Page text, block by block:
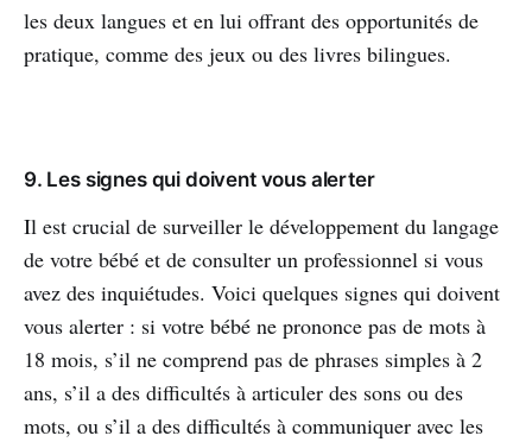
les deux langues et en lui offrant des opportunités de
pratique, comme des jeux ou des livres bilingues.
9. Les signes qui doivent vous alerter
Il est crucial de surveiller le développement du langage
de votre bébé et de consulter un professionnel si vous
avez des inquiétudes. Voici quelques signes qui doivent
vous alerter : si votre bébé ne prononce pas de mots à
18 mois, s’il ne comprend pas de phrases simples à 2
ans, s’il a des difficultés à articuler des sons ou des
mots, ou s’il a des difficultés à communiquer avec les